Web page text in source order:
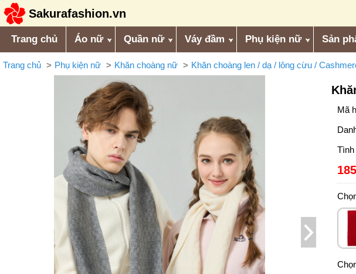
Sakurafashion.vn
Trang chủ Áo nữ Quần nữ Váy đầm Phụ kiện nữ Sản
Trang chủ Phụ kiện nữ Khăn choàng nữ Khăn choàng len / dạ / lông cừu /
Mã
Tình